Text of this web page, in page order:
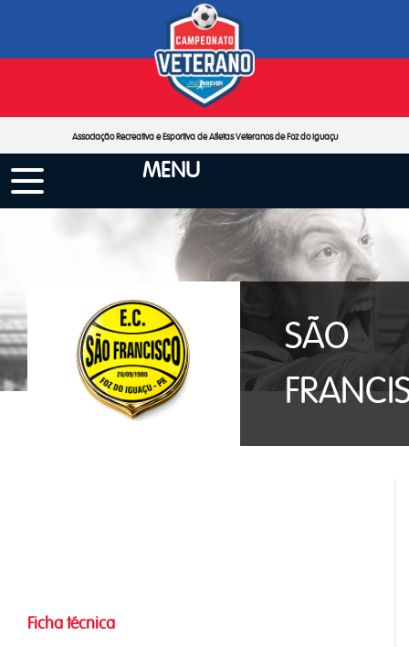
Associação Recreativa e Esportiva de Atletas Veteranos de Foz do Iguaçu
MENU
SÃO
Ficha técnica